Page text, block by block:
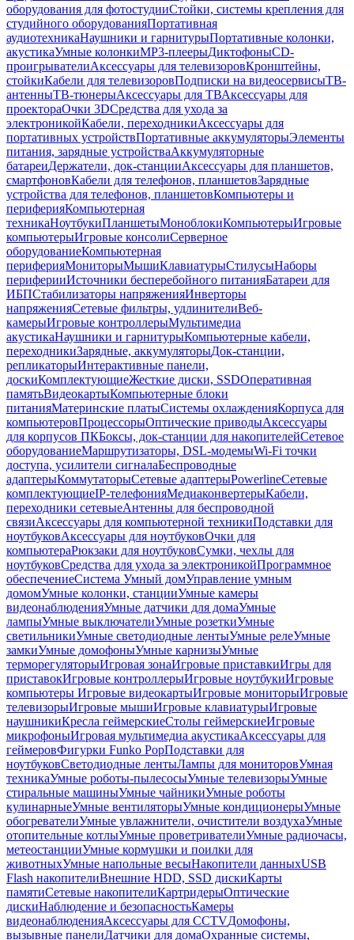
оборудования для фотостудииСтойки, системы крепления для
студийного оборудованияПортативная
аудиотехникаНаушники и гарнитурыПортативные колонки,
акустикаУмные колонкиMP3-плеерыДиктофоныCD-
проигрывателиАксессуары для телевизоровКронштейны,
стойкиКабели для телевизоровПодписки на видеосервисыТВ-
антенныТВ-тюнерыАксессуары для ТВАксессуары для
проектораОчки 3DСредства для ухода за
электроникойКабели, переходникиАксессуары для
портативных устройствПортативные аккумуляторыЭлементы
питания, зарядные устройстваАккумуляторные
батареиДержатели, док-станцииАксессуары для планшетов,
смартфоновКабели для телефонов, планшетовЗарядные
устройства для телефонов, планшетовКомпьютеры и
периферияКомпьютерная
техникаНоутбукиПланшетыМоноблокиКомпьютерыИгровые
компьютерыИгровые консолиСерверное
оборудованиеКомпьютерная
периферияМониторыМышиКлавиатурыСтилусыНаборы
периферииИсточники бесперебойного питанияБатареи для
ИБПСтабилизаторы напряженияИнверторы
напряженияСетевые фильтры, удлинителиВеб-
камерыИгровые контроллерыМультимедиа
акустикаНаушники и гарнитурыКомпьютерные кабели,
переходникиЗарядные, аккумуляторыДок-станции,
репликаторыИнтерактивные панели,
доскиКомплектующиеЖесткие диски, SSDОперативная
памятьВидеокартыКомпьютерные блоки
питанияМатеринские платыСистемы охлажденияКорпуса для
компьютеровПроцессорыОптические приводыАксессуары
для корпусов ПКБоксы, док-станции для накопителейСетевое
оборудованиеМаршрутизаторы, DSL-модемыWi-Fi точки
доступа, усилители сигналаБеспроводные
адаптерыКоммутаторыСетевые адаптерыPowerlineСетевые
комплектующиеIP-телефонияМедиаконвертерыКабели,
переходники сетевыеАнтенны для беспроводной
связиАксессуары для компьютерной техникиПодставки для
ноутбуковАксессуары для ноутбуковОчки для
компьютераРюкзаки для ноутбуковСумки, чехлы для
ноутбуковСредства для ухода за электроникойПрограммное
обеспечениеСистема Умный домУправление умным
домомУмные колонки, станцииУмные камеры
видеонаблюденияУмные датчики для домаУмные
лампыУмные выключателиУмные розеткиУмные
светильникиУмные светодиодные лентыУмные релеУмные
замкиУмные домофоныУмные карнизыУмные
терморегуляторыИгровая зонаИгровые приставкиИгры для
приставокИгровые контроллерыИгровые ноутбукиИгровые
компьютеры Игровые видеокартыИгровые мониторыИгровые
телевизорыИгровые мышиИгровые клавиатурыИгровые
наушникиКресла геймерскиеСтолы геймерскиеИгровые
микрофоныИгровая мультимедиа акустикаАксессуары для
геймеровФигурки Funko PopПодставки для
ноутбуковСветодиодные лентыЛампы для мониторовУмная
техникаУмные роботы-пылесосыУмные телевизорыУмные
стиральные машиныУмные чайникиУмные роботы
кулинарныеУмные вентиляторыУмные кондиционерыУмные
обогревателиУмные увлажнители, очистители воздухаУмные
отопительные котлыУмные проветривателиУмные радиочасы,
метеостанцииУмные кормушки и поилки для
животныхУмные напольные весыНакопители данныхUSB
Flash накопителиВнешние HDD, SSD дискиКарты
памятиСетевые накопителиКартридерыОптические
дискиНаблюдение и безопасностьКамеры
видеонаблюденияАксессуары для CCTVДомофоны,
вызывные панелиДатчики для домаОхранные системы,